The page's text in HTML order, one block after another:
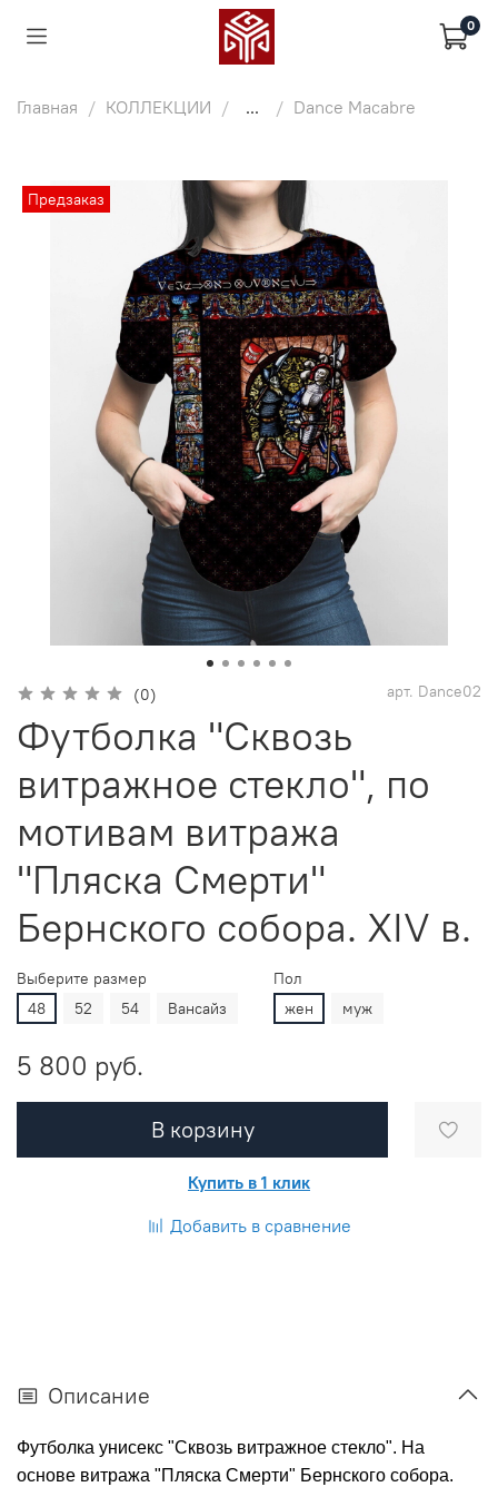
0
Главная КОЛЛЕКЦИИ ... Dance Macabre
Предзаказ
(0) арт. Dance02
Футболка "Сквозь
витражное стекло", по
мотивам витража
"Пляска Смерти"
Бернского собора. XIV в.
Выберите размер
48
52 54 Вансайз
Пол
жен
муж
5 800 руб.
В корзину
Купить в 1 клик
Добавить в сравнение
Описание
Футболка унисекс "Сквозь витражное стекло". На
основе витража "Пляска Смерти" Бернского собора.